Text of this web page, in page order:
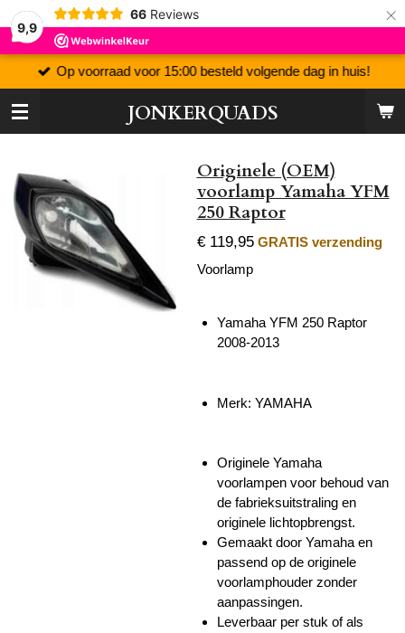
9,9
66 Reviews ×
JONKERQUADS
Op voorraad voor 15:00 besteld volgende dag in huis!
Originele (OEM)
voorlamp Yamaha YFM
250 Raptor
€ 119,95 GRATIS verzending
Voorlamp
Yamaha YFM 250 Raptor
2008-2013
Merk: YAMAHA
Originele Yamaha
voorlampen voor behoud van
de fabrieksuitstraling en
originele lichtopbrengst.
Gemaakt door Yamaha en
passend op de originele
voorlamphouder zonder
aanpassingen.
Leverbaar per stuk of als